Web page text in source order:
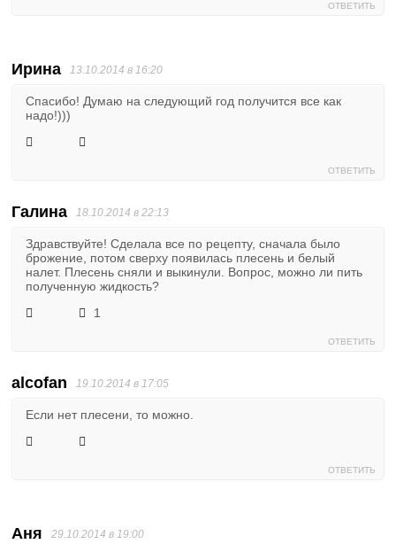
ОТВЕТИТЬ
Ирина 13.10.2014 в 16:20
Спасибо! Думаю на следующий год получится все как
надо!)))
ОТВЕТИТЬ
Галина 18.10.2014 в 22:13
Здравствуйте! Сделала все по рецепту, сначала было
брожение, потом сверху появилась плесень и белый
налет. Плесень сняли и выкинули. Вопрос, можно ли пить
полученную жидкость?
1
ОТВЕТИТЬ
alcofan 19.10.2014 в 17:05
Если нет плесени, то можно.
ОТВЕТИТЬ
Аня 29.10.2014 в 19:00